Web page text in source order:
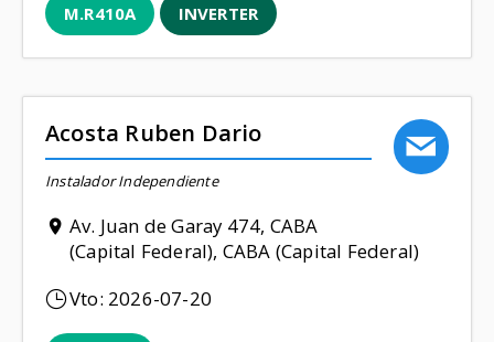
M.R410A INVERTER
Acosta Ruben Dario
Instalador Independiente
Av. Juan de Garay 474, CABA
(Capital Federal), CABA (Capital Federal)
Vto: 2026-07-20